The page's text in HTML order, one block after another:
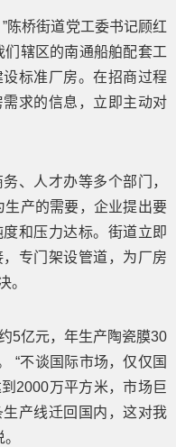
桥街道党工委书记顾红
们辖区的南通船舶配套工
标准厂房。在招商过程
求的信息，立即主动对
人才办等多个部门，
生产的需要，企业提出要
和压力达标。街道立即
专门架设管道，为厂房
。
亿元，年生产陶瓷膜30
“不谈国际市场，仅仅国
2000万平方米，市场巨
产线迁回国内，这对我